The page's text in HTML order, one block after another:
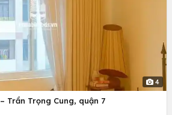
4
Trần Trọng Cung, quận 7